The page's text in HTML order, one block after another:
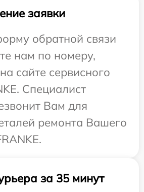
заявки
обратной связи
нам по номеру,
сайте сервисного
Специалист
Вам для
ремонта Вашего
за 35 минут